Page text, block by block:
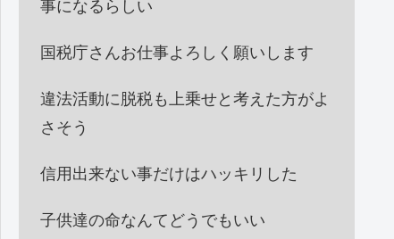
事になるらしい
国税庁さんお仕事よろしく願いします
違法活動に脱税も上乗せと考えた方がよ
さそう
信用出来ない事だけはハッキリした
子供達の命なんてどうでもいい